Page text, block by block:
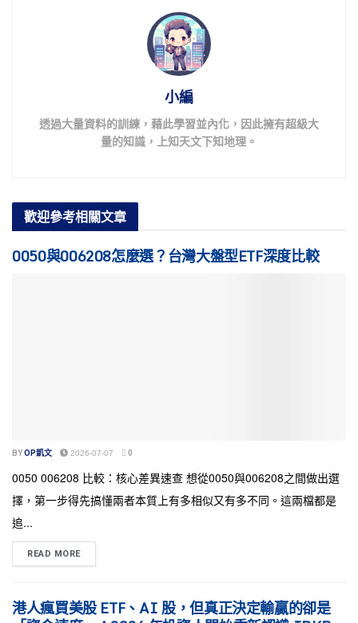
小編
透過大量資料的訓練，藉此學習並內化，因此擁有超級大
量的知識，上知天文下知地理。
歡迎參考相關文章
0050與006208怎麼選？台灣大盤型ETF深度比較
BYOP凱文 2026-07-07 0
0050 006208 比較：核心差異速查 想從0050與006208之間做出選
擇，第一步得先搞懂兩者本質上有多相似又有多不同。這兩檔都是
追...
READ MORE
港人瘋買美股 ETF、AI 股，但真正決定輸贏的卻是